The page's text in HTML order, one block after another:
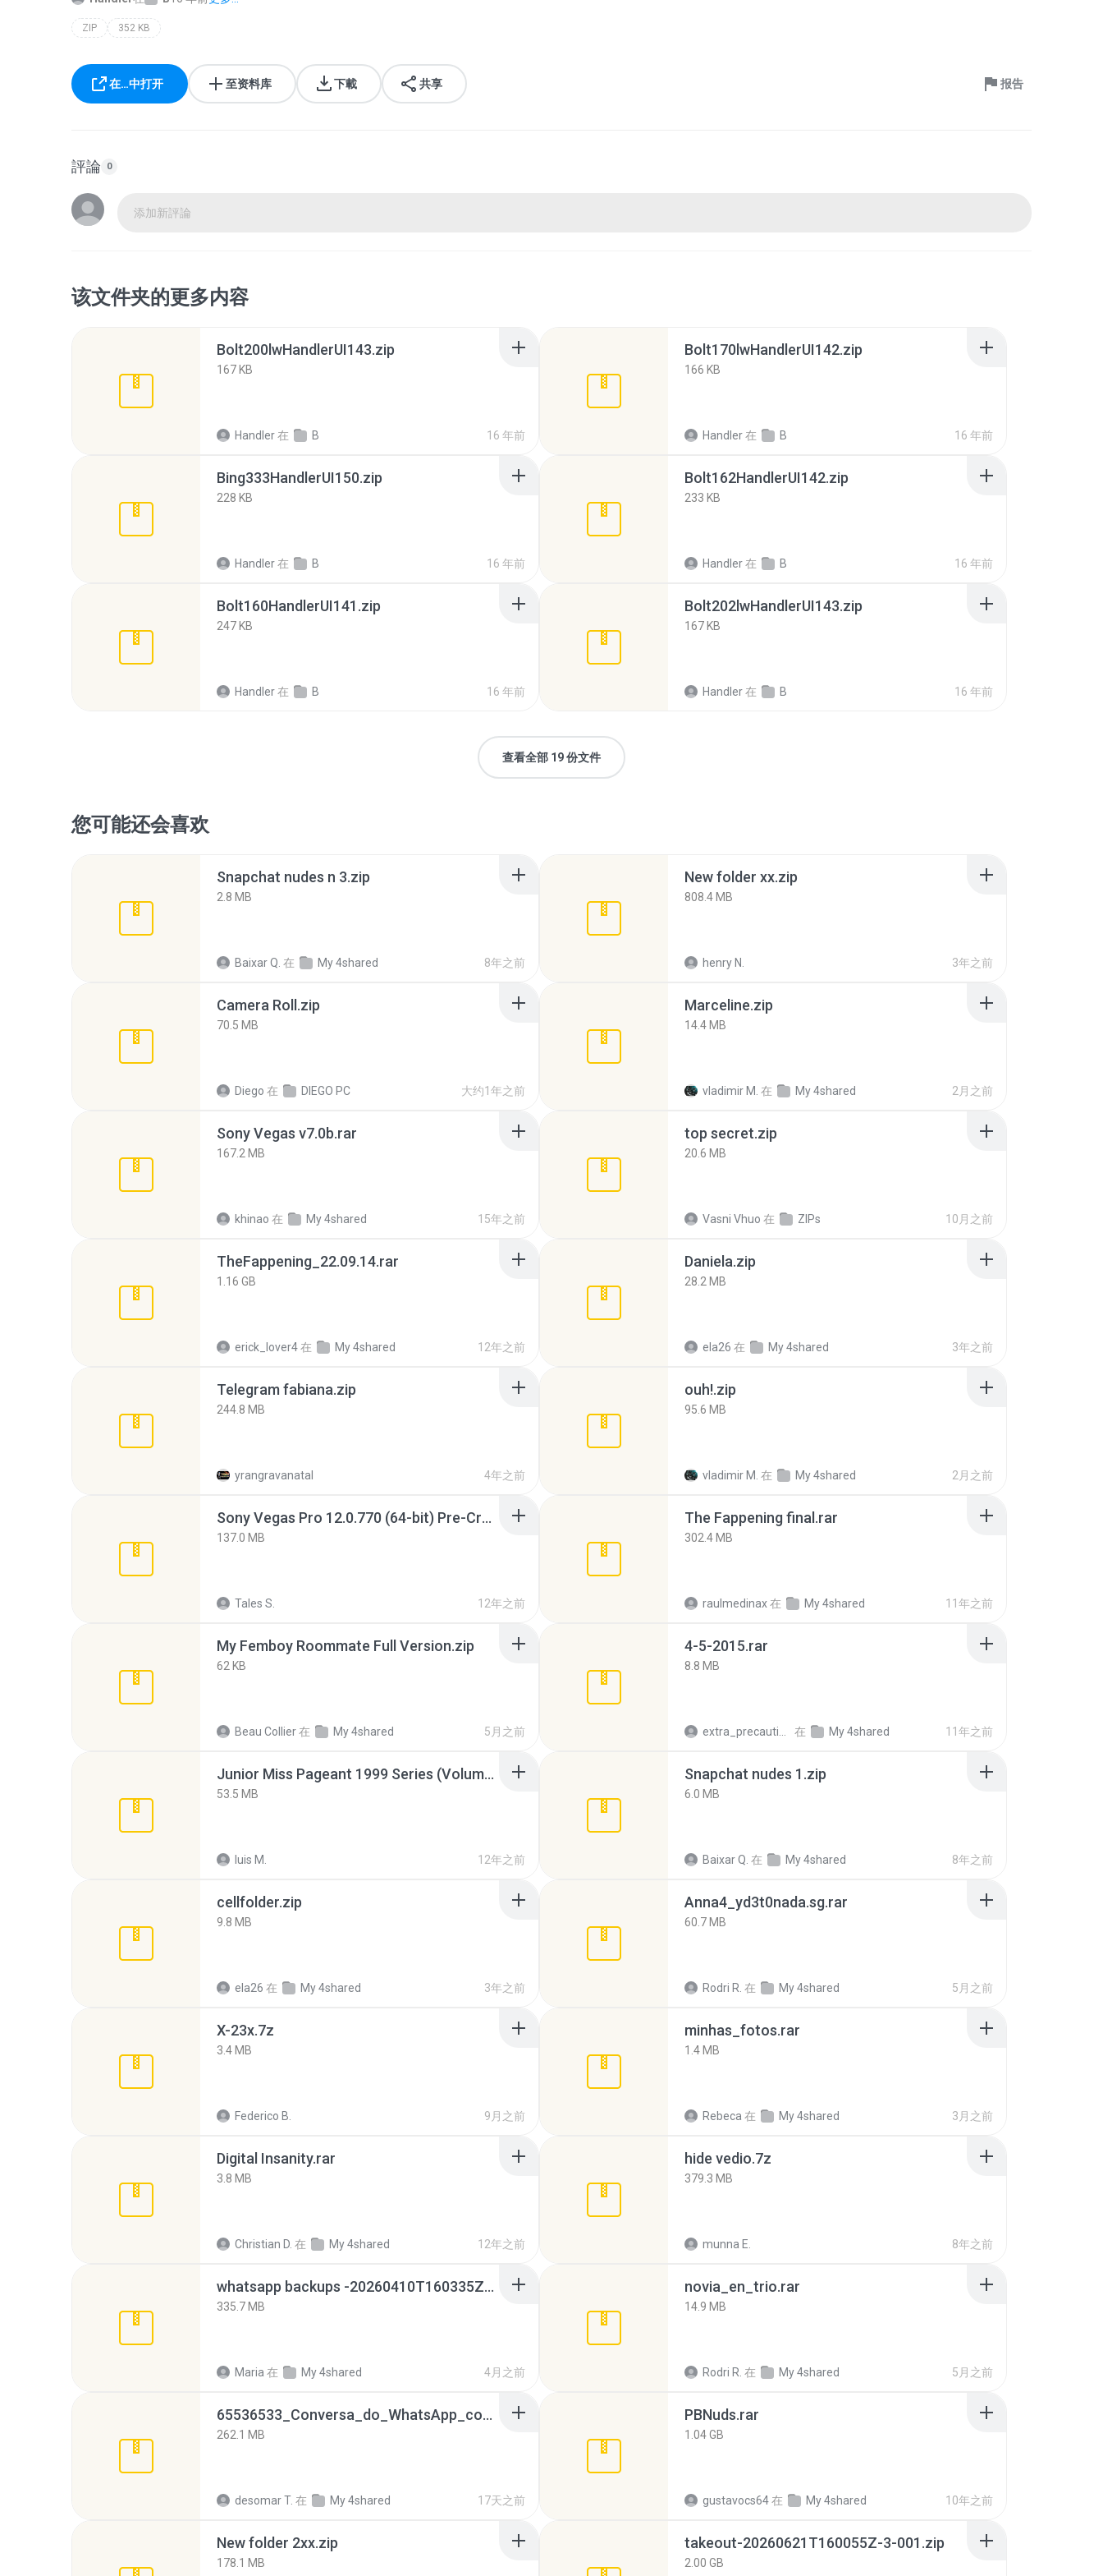
ZIP 352 KB
在…中打开 至资料库 下載 共享 报告
評論 0
添加新評論
该文件夹的更多内容
Bolt200lwHandlerUI143.zip
167 KB
Handler在 B 16 年前
Bolt170lwHandlerUI142.zip
166 KB
Handler在 B 16 年前
Bing333HandlerUI150.zip
228 KB
Handler在 B 16 年前
Bolt162HandlerUI142.zip
233 KB
Handler在 B 16 年前
Bolt160HandlerUI141.zip
247 KB
Handler在 B 16 年前
Bolt202lwHandlerUI143.zip
167 KB
Handler在 B 16 年前
查看全部 19 份文件
您可能还会喜欢
Snapchat nudes n 3.zip
2.8 MB
Baixar Q. 在 My 4shared 8年之前
New folder xx.zip
808.4 MB
henry N. 3年之前
Camera Roll.zip
70.5 MB
Diego 在 DIEGO PC 大约1年之前
Marceline.zip
14.4 MB
vladimir M. 在 My 4shared 2月之前
Sony Vegas v7.0b.rar
167.2 MB
khinao 在 My 4shared 15年之前
top secret.zip
20.6 MB
Vasni Vhuo 在 ZIPs 10月之前
TheFappening_22.09.14.rar
1.16 GB
erick_lover4在 My 4shared 12年之前
Daniela.zip
28.2 MB
ela26 在 My 4shared 3年之前
Telegram fabiana.zip
244.8 MB
yrangravanatal 4年之前
ouh!.zip
95.6 MB
vladimir M. 在 My 4shared 2月之前
Sony Vegas Pro 12.0.770 (64-bit) Pre-Cracked.zip
137.0 MB
Tales S. 12年之前
The Fappening final.rar
302.4 MB
raulmedinax在 My 4shared 11年之前
My Femboy Roommate Full Version.zip
62 KB
Beau Collier在 My 4shared 5月之前
4-5-2015.rar
8.8 MB
在 My 4shared 11年之前
Junior Miss Pageant 1999 Series (Volume I Part I NC 6).7z
53.5 MB
luis M. 12年之前
Snapchat nudes 1.zip
6.0 MB
Baixar Q. 在 My 4shared 8年之前
cellfolder.zip
9.8 MB
ela26 在 My 4shared 3年之前
Anna4_yd3t0nada.sg.rar
60.7 MB
Rodri R. 在 My 4shared 5月之前
X-23x.7z
3.4 MB
Federico B. 9月之前
minhas_fotos.rar
1.4 MB
Rebeca 在 My 4shared 3月之前
Digital Insanity.rar
3.8 MB
Christian D. 在 My 4shared 12年之前
hide vedio.7z
379.3 MB
munna E. 8年之前
whatsapp backups -20260410T160335Z-3-001.zip
335.7 MB
Maria 在 My 4shared 4月之前
novia_en_trio.rar
14.9 MB
Rodri R. 在 My 4shared 5月之前
65536533_Conversa_do_WhatsApp_com_Meu_Esposo.zip
262.1 MB
desomar T. 在 My 4shared 17天之前
PBNuds.rar
1.04 GB
gustavocs64在 My 4shared 10年之前
New folder 2xx.zip
178.1 MB
takeout-20260621T160055Z-3-001.zip
2.00 GB